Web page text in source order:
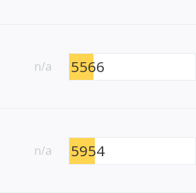
n/a 5566
n/a 5954